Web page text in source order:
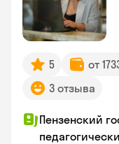
5 от
3 отзыва
Пензенский